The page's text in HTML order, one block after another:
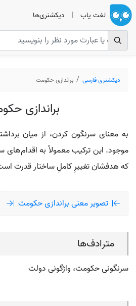
لغت یاب | دیکشنری‌ها
دیکشنری فارسی براندازی حکومت
براندازی
به معنای سرنگون کردن، از میان
موجود. این ترکیب معمولاً به اقدام‌های
که هدفشان تغییرِ کاملِ ساختار قدرت
تصویر معنی براندازی حکومت
مترادف‌ها
سرنگونی حکومت، واژگونی دولت